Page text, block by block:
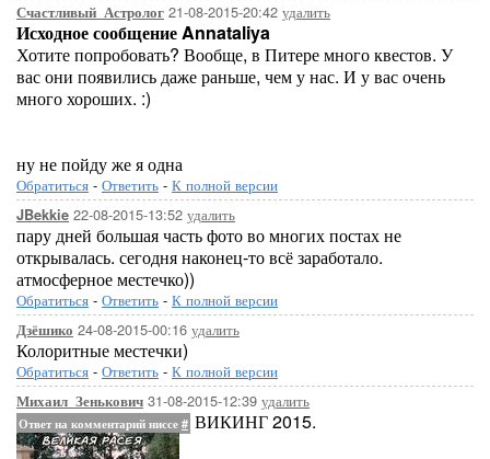
Счастливый_Астролог 21-08-2015-20:42 удалить
Исходное сообщение Annataliya
Хотите попробовать? Вообще, в Питере много квестов. У
вас они появились даже раньше, чем у нас. И у вас очень
много хороших. :)
ну не пойду же я одна
Обратиться - Ответить - К полной версии
JBekkie 22-08-2015-13:52 удалить
пару дней большая часть фото во многих постах не
открывалась. сегодня наконец-то всё заработало.
атмосферное местечко))
Обратиться - Ответить - К полной версии
Дзёшико 24-08-2015-00:16 удалить
Колоритные местечки)
Обратиться - Ответить - К полной версии
Михаил_Зенькович 31-08-2015-12:39 удалить
Ответ на комментарий ниссе # ВИКИНГ 2015.